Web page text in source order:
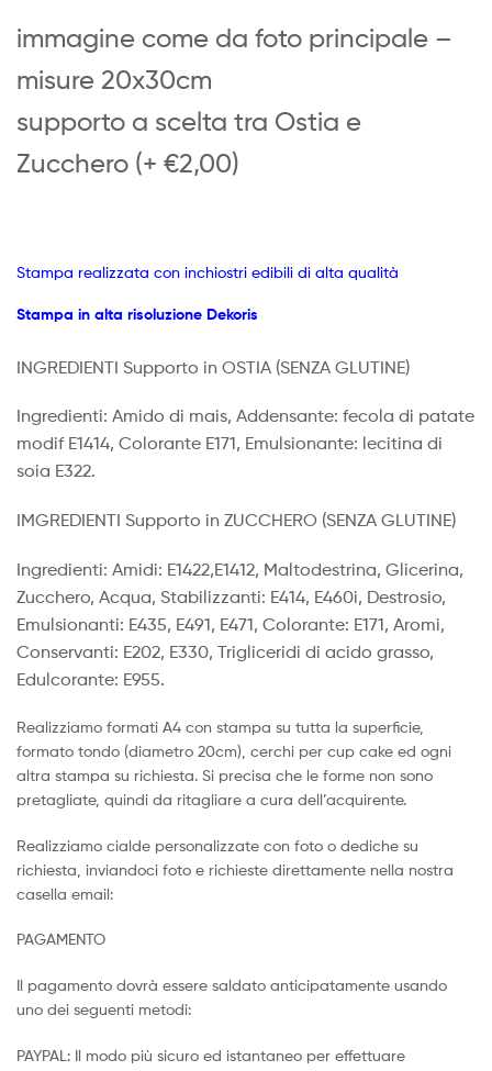
immagine come da foto principale –
misure 20x30cm
supporto a scelta tra Ostia e
Zucchero (+ €2,00)
Stampa realizzata con inchiostri edibili di alta qualità
Stampa in alta risoluzione Dekoris
INGREDIENTI Supporto in OSTIA (SENZA GLUTINE)
Ingredienti: Amido di mais, Addensante: fecola di patate
modif E1414, Colorante E171, Emulsionante: lecitina di
soia E322.
IMGREDIENTI Supporto in ZUCCHERO (SENZA GLUTINE)
Ingredienti: Amidi: E1422,E1412, Maltodestrina, Glicerina,
Zucchero, Acqua, Stabilizzanti: E414, E460i, Destrosio,
Emulsionanti: E435, E491, E471, Colorante: E171, Aromi,
Conservanti: E202, E330, Trigliceridi di acido grasso,
Edulcorante: E955.
Realizziamo formati A4 con stampa su tutta la superficie,
formato tondo (diametro 20cm), cerchi per cup cake ed ogni
altra stampa su richiesta. Si precisa che le forme non sono
pretagliate, quindi da ritagliare a cura dell’acquirente.
Realizziamo cialde personalizzate con foto o dediche su
richiesta, inviandoci foto e richieste direttamente nella nostra
casella email:
PAGAMENTO
Il pagamento dovrà essere saldato anticipatamente usando
uno dei seguenti metodi:
PAYPAL: Il modo più sicuro ed istantaneo per effettuare